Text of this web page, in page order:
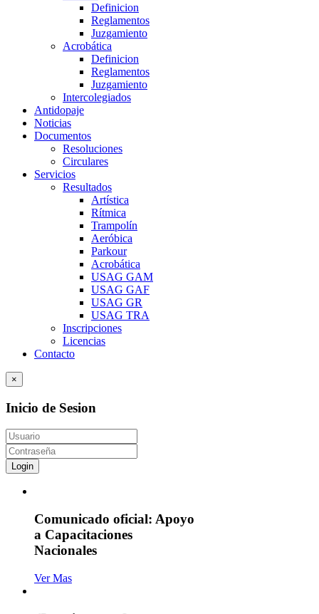
Definicion
Reglamentos
Juzgamiento
Acrobática
Definicion
Reglamentos
Juzgamiento
Intercolegiados
Antidopaje
Noticias
Documentos
Resoluciones
Circulares
Servicios
Resultados
Artística
Rítmica
Trampolín
Aeróbica
Parkour
Acrobática
USAG GAM
USAG GAF
USAG GR
USAG TRA
Inscripciones
Licencias
Contacto
×
Inicio de Sesion
Login
Comunicado oficial: Apoyo
a Capacitaciones
Nacionales
Ver Mas